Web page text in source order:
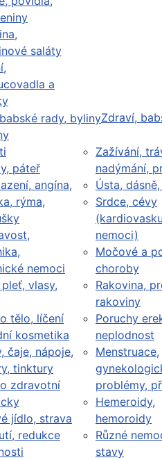
saláty
a
Zdraví,
páteř
angína,
rýma,
nemoci
pleť, vlasy,
tělo, líčení
kosmetika
čaje, nápoje,
tinktury
zdravotní
jídlo, strava
redukce
Zažívání,
nadýmání,
Ústa,
Srdce, cévy
nemoci)
Močové a
choroby
Rakovina,
rakoviny
Poruchy
neplodnost
Menstruace,
problémy,
Hemeroidy,
hemoroidy
Různé
stavy